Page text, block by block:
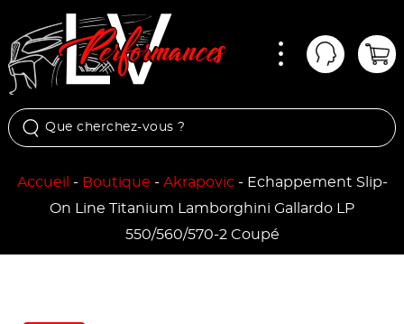
Mon
Accueil - Boutique - Akrapovic- Echappement Slip-
On Line Titanium Lamborghini Gallardo LP
550/560/570-2 Coupé